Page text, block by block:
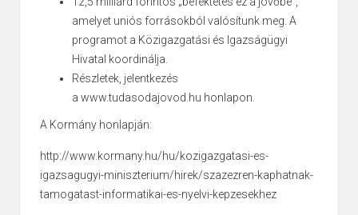
amelyet uniós forrásokból valósítunk meg. A
programot a Közigazgatási és Igazságügyi
Hivatal koordinálja.
Részletek, jelentkezés
a www.tudasodajovod.hu honlapon.
A Kormány honlapján:
http://www.kormany.hu/hu/kozigazgatasi-es-
igazsagugyi-miniszterium/hirek/szazezren-kaphatnak-
tamogatast-informatikai-es-nyelvi-kepzesekhez